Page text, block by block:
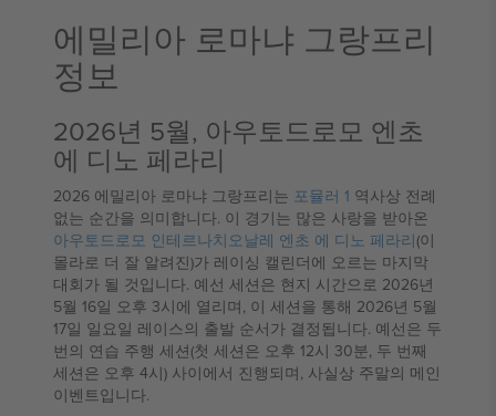
에밀리아 로마냐 그랑프리
정보
2026년 5월, 아우토드로모 엔초
에 디노 페라리
2026 에밀리아 로마냐 그랑프리는 포뮬러 1 역사상 전례
없는 순간을 의미합니다. 이 경기는 많은 사랑을 받아온
아우토드로모 인테르나치오날레 엔초 에 디노 페라리(이
몰라로 더 잘 알려진)가 레이싱 캘린더에 오르는 마지막
대회가 될 것입니다. 예선 세션은 현지 시간으로 2026년
5월 16일 오후 3시에 열리며, 이 세션을 통해 2026년 5월
17일 일요일 레이스의 출발 순서가 결정됩니다. 예선은 두
번의 연습 주행 세션(첫 세션은 오후 12시 30분, 두 번째
세션은 오후 4시) 사이에서 진행되며, 사실상 주말의 메인
이벤트입니다.